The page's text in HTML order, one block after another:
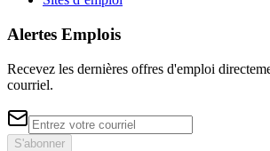
Alertes Emplois
Recevez les dernières offres d'emploi
courriel.
S'abonner